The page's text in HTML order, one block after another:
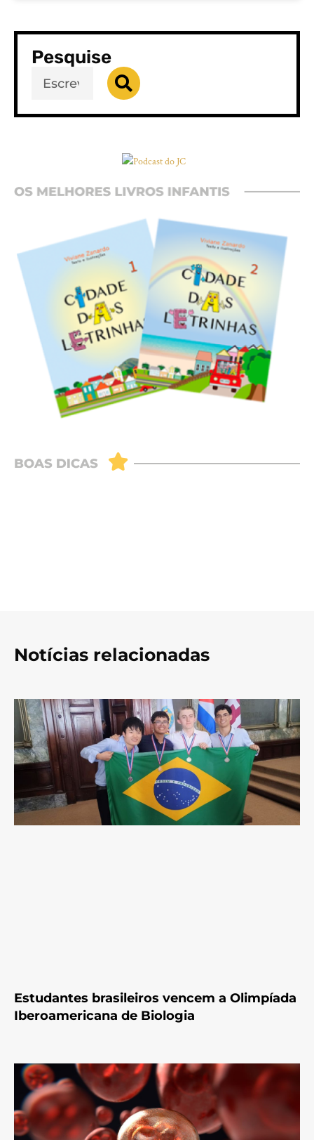
Pesquise
Notícias relacionadas
Estudantes brasileiros vencem a Olimpíada
Iberoamericana de Biologia